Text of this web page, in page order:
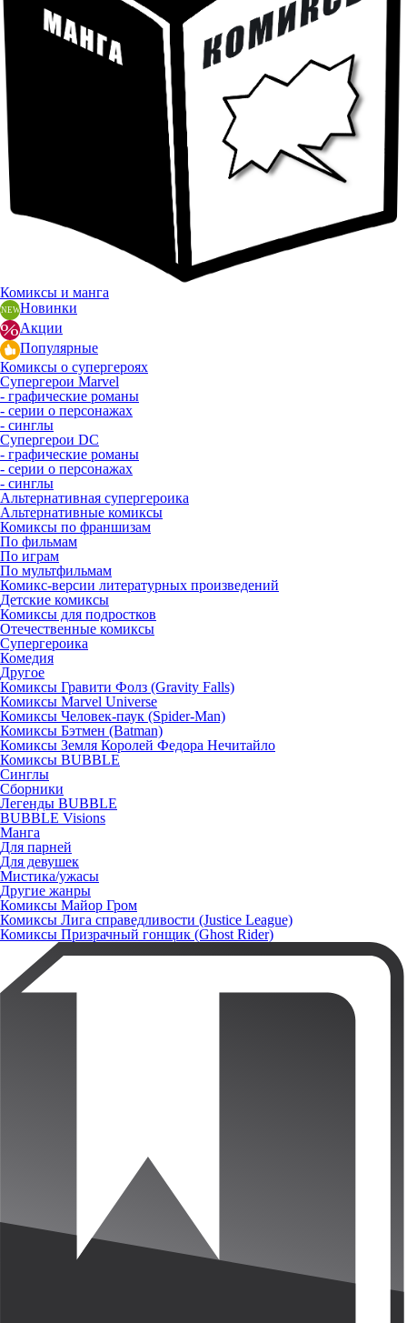
Комиксы и манга
Новинки
Акции
Популярные
Комиксы о супергероях
Супергерои Marvel
- графические романы
- серии о персонажах
- синглы
Супергерои DC
- графические романы
- серии о персонажах
- синглы
Альтернативная супергероика
Альтернативные комиксы
Комиксы по франшизам
По фильмам
По играм
По мультфильмам
Комикс-версии литературных произведений
Детские комиксы
Комиксы для подростков
Отечественные комиксы
Супергероика
Комедия
Другое
Комиксы Гравити Фолз (Gravity Falls)
Комиксы Marvel Universe
Комиксы Человек-паук (Spider-Man)
Комиксы Бэтмен (Batman)
Комиксы Земля Королей Федора Нечитайло
Комиксы BUBBLE
Синглы
Сборники
Легенды BUBBLE
BUBBLE Visions
Манга
Для парней
Для девушек
Мистика/ужасы
Другие жанры
Комиксы Майор Гром
Комиксы Лига справедливости (Justice League)
Комиксы Призрачный гонщик (Ghost Rider)